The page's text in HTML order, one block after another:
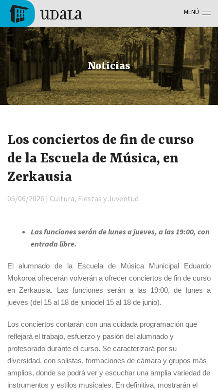
Pasar al contenido principal
Tolosa
Noticias
Los conciertos de fin de curso
de la Escuela de Música, en
Zerkausia
05/06/2026 | Cultura, Fiestas y Juventud
Las funciones serán de lunes a jueves, a las 19:00, con
entrada libre.
El alumnado de la Escuela de Música Municipal Eduardo
Mokoroa ofrecerán volverán a ofrecer conciertos de fin de curso
en Zerkausia. Las funciones serán a las 19:00, de lunes a
jueves (del 15 al 18 de juniodel 15 al 18 de junio).
Los conciertos contarán con una cuidada programación que
reflejará el trabajo, esfuerzo y pasión del alumnado y
profesorado durante el curso. Se caracterizará por su
diversidad, con solistas, formaciones de cámara y grupos más
amplios, donde se podrá ver y escuchar una amplia variedad de
instrumentos y estilos musicales. En definitiva, mostrarán el
MENÚ